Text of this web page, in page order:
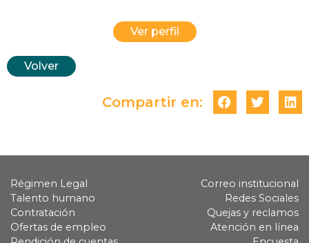
Ver perfil
Volver
Compartir en:
Régimen Legal
Talento humano
Contratación
Ofertas de empleo
Correo institucional
Redes Sociales
Quejas y reclamos
Atención en línea